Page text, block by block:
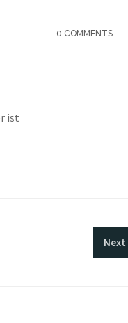
0 COMMENTS
ist
Next